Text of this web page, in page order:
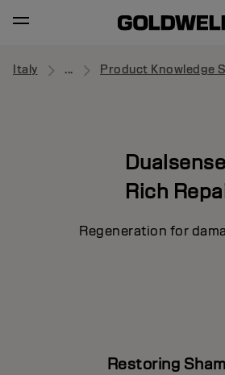
Italy ... Product Knowledge
Rich
Regeneration for
Restoring